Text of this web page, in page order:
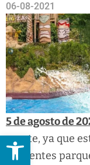
Abrir
06-08-2021
5 de agosto de
suerte, ya que
diferentes